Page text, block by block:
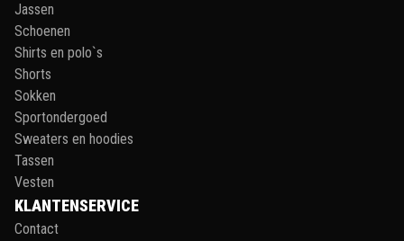
Jassen
Schoenen
Shirts en polo`s
Shorts
Sokken
Sportondergoed
Sweaters en hoodies
Tassen
Vesten
KLANTENSERVICE
Contact